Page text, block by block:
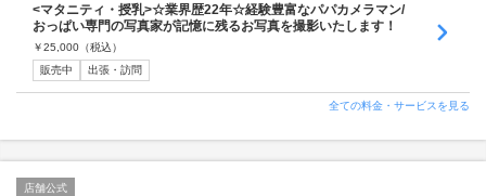
<マタニティ・授乳>☆業界歴22年☆経験豊富なパパカメラマン/
おっぱい専門の写真家が記憶に残るお写真を撮影いたします！
￥25,000 （税込）
販売中
出張・訪問
全ての料金・サービスを見る
店舗公式